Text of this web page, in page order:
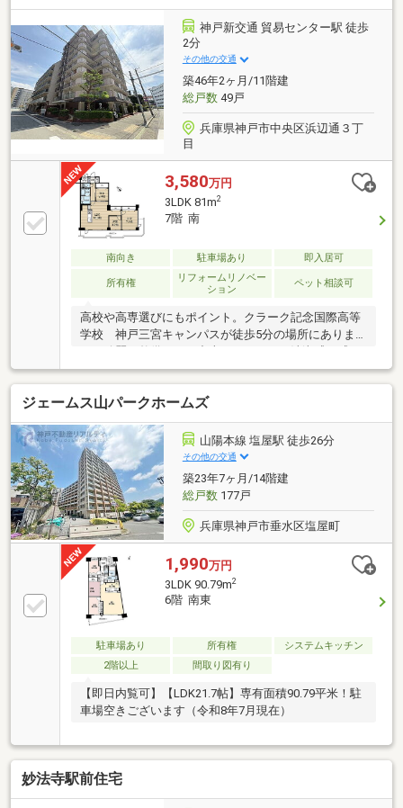
神戸新交通 貿易センター駅 徒歩
2分
その他の交通
築46年2ヶ月/11階建
総戸数49戸
兵庫県神戸市中央区浜辺通３丁
目
3,580万円
3LDK 81m2
7階 南
南向き 駐車場あり 即入居可
所有権
リフォームリノベー
ション
ペット相談可
高校や高専選びにもポイント。クラーク記念国際高等
学校 神戸三宮キャンパスが徒歩5分の場所にありま
す。綺麗に整備された中古マンションで清潔感を感じ
ます。内装リフォーム済みなので、新しくなった住ま
いで生活
ジェームス山パークホームズ
山陽本線 塩屋駅 徒歩26分
その他の交通
築23年7ヶ月/14階建
総戸数177戸
兵庫県神戸市垂水区塩屋町
1,990万円
3LDK 90.79m2
6階 南東
駐車場あり 所有権
システムキッチン
2階以上
間取り図有り
【即日内覧可】【LDK21.7帖】専有面積90.79平米！駐
車場空きございます（令和8年7月現在）
妙法寺駅前住宅